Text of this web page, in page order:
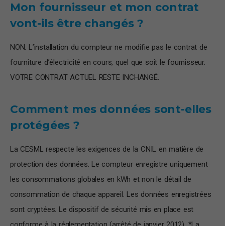
Mon fournisseur et mon contrat
vont-ils être changés ?
NON. L’installation du compteur ne modifie pas le contrat de
fourniture d’électricité en cours, quel que soit le fournisseur.
VOTRE CONTRAT ACTUEL RESTE INCHANGÉ.
Comment mes données sont-elles
protégées ?
La CESML respecte les exigences de la CNIL en matière de
protection des données. Le compteur enregistre uniquement
les consommations globales en kWh et non le détail de
consommation de chaque appareil. Les données enregistrées
sont cryptées. Le dispositif de sécurité mis en place est